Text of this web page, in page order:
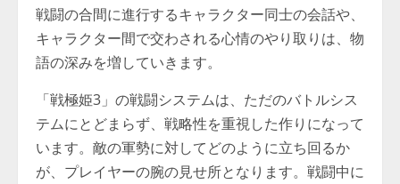
戦闘の合間に進行するキャラクター同士の会話や、
キャラクター間で交わされる心情のやり取りは、物
語の深みを増していきます。
「戦極姫3」の戦闘システムは、ただのバトルシス
テムにとどまらず、戦略性を重視した作りになって
います。敵の軍勢に対してどのように立ち回るか
が、プレイヤーの腕の見せ所となります。戦闘中に